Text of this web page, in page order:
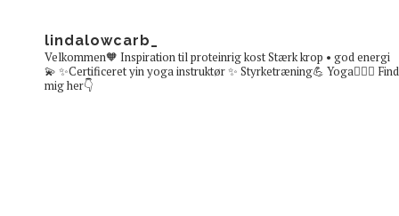
lindalowcarb_
Velkommen🧡 Inspiration til proteinrig kostStærk krop • god energi
💫 ✨Certificeret yin yoga instruktør ✨ Styrketræning💪 Yoga🧘🏼‍♀️ Find
mig her👇